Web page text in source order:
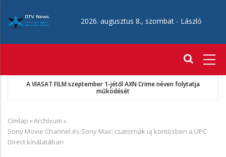
tartalomra
2026. augusztus 8., szombat - László
A VIASAT FILM szeptember 1-jétől AXN Crime néven folytatja
működését
Morzsa
Címlap »Archívum »
Sony Movie Channel és Sony Max: csatornák új köntösben a UPC
Direct kínálatában